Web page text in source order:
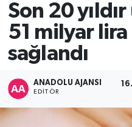
Son 20
51 milyar
sağlandı
ANADOLU AJANSI
EDITÖR
SAĞLIK
ASAYİŞ
Çorum Namaz
Trafik Durumu